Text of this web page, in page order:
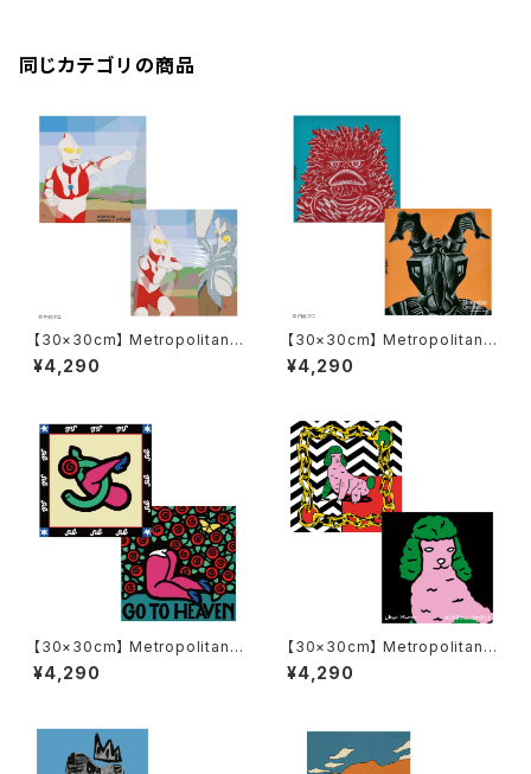
同じカテゴリの商品
【30×30cm】 Metropolitan
Crossbottle メトロポリタンク
ロスボトル MCB-30-66 ウル
¥4,290
【30×30cm】 Metropolitan
Crossbottle メトロポリタンク
ロスボトル MCB-30-65 ピグ
¥4,290
【30×30cm】 Metropolitan
Crossbottle メトロポリタンク
ロスボトル MCB348 / GO TO
¥4,290
【30×30cm】 Metropolitan
Crossbottle メトロポリタンク
ロスボトル MCB-30-64 / Po
¥4,290